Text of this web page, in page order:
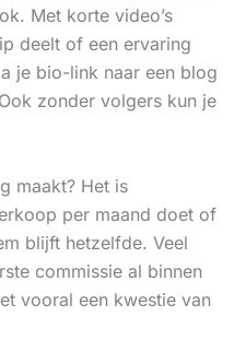
Met korte video’s
deelt of een ervaring
je bio-link naar een blog
zonder volgers kun je
maakt? Het is
per maand doet of
blijft hetzelfde. Veel
commissie al binnen
vooral een kwestie van